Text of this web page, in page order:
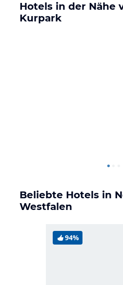
Hotels in der Nähe
Kurpark
Beliebte Hotels in
Westfalen
94%